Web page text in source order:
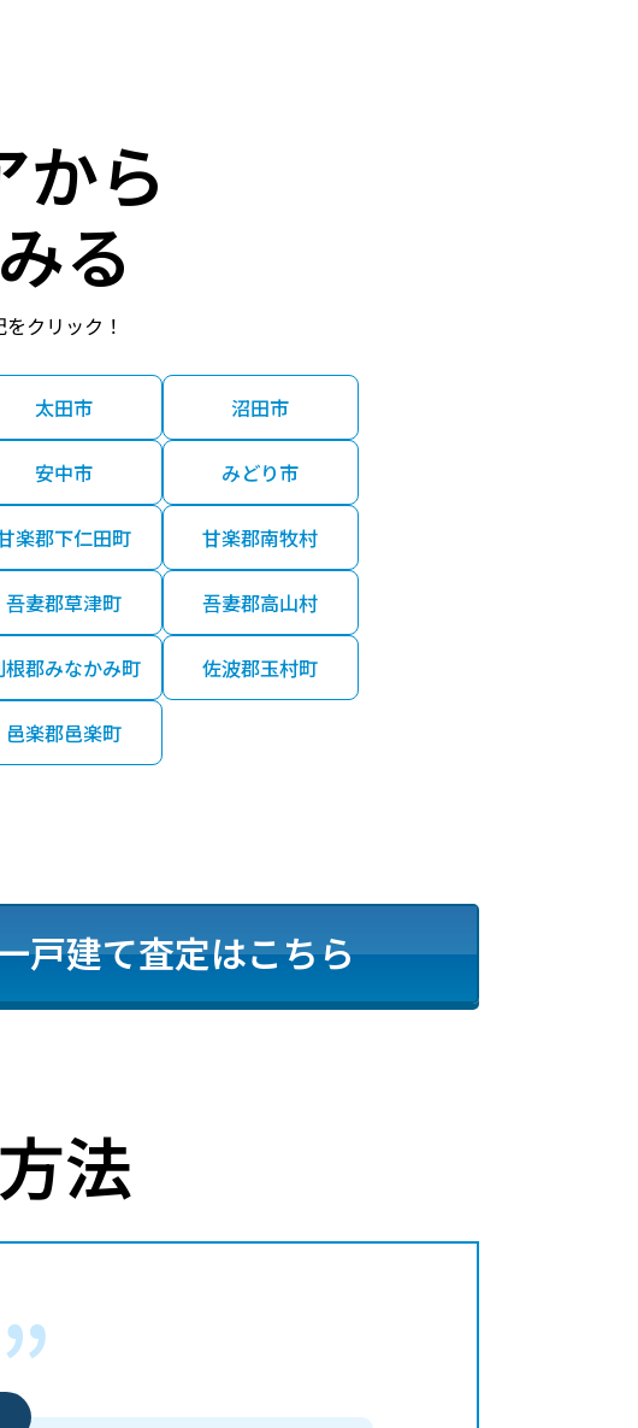
から
る
クリック！
太田市 沼田市
安中市 みどり市
楽郡下仁田町 甘楽郡南牧村
吾妻郡草津町 吾妻郡高山村
根郡みなかみ町 佐波郡玉村町
邑楽郡邑楽町
戸建て査定はこちら
法